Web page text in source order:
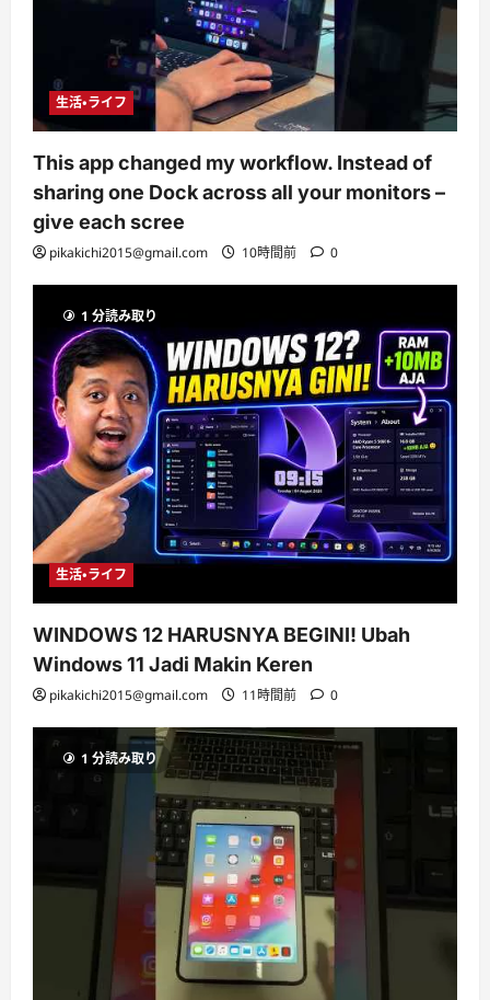
生活・ライフ
This app changed my workflow. Instead of
sharing one Dock across all your monitors –
give each scree
pikakichi2015@gmail.com 10時間前 0
1 分読み取り
生活・ライフ
WINDOWS 12 HARUSNYA BEGINI! Ubah
Windows 11 Jadi Makin Keren
pikakichi2015@gmail.com 11時間前 0
1 分読み取り